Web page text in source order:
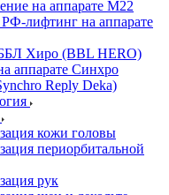
на аппарате М22
лифтинг на аппарате
Хиро (BBL HERO)
аппарате Синхро
Reply Deka)
кожи головы
периорбитальной
рук